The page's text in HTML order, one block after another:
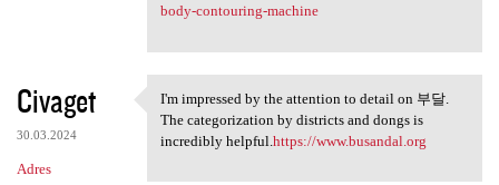
body-contouring-machine
Civaget
30.03.2024
Adres
I'm impressed by the
I'm impressed by the attention to detail on 부달.
The categorization by districts and dongs is
incredibly helpful. https://www.busandal.org